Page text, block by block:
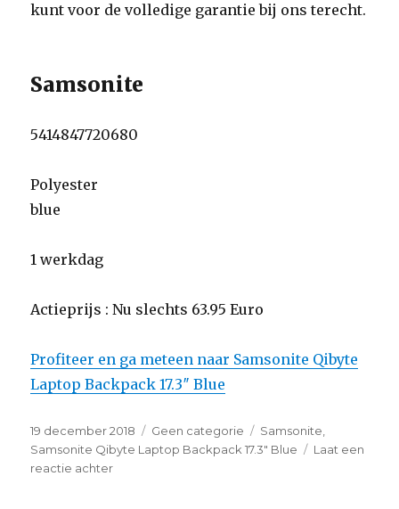
kunt voor de volledige garantie bij ons terecht.
Samsonite
5414847720680
Polyester
blue
1 werkdag
Actieprijs : Nu slechts 63.95 Euro
Profiteer en ga meteen naar Samsonite Qibyte
Laptop Backpack 17.3″ Blue
Geplaatst
op
19 december 2018 Categorieën
Geen categorie Tags
Samsonite,
Samsonite Qibyte Laptop Backpack 17.3" Blue
Laat een
reactie achter